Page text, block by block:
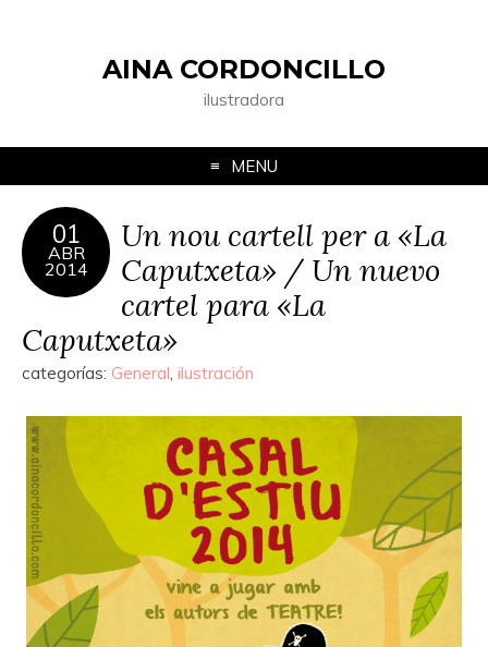
AINA CORDONCILLO
ilustradora
MENU
01
ABR
2014
Un nou cartell per a «La
Caputxeta» / Un nuevo
cartel para «La
Caputxeta»
categorías: General, ilustración